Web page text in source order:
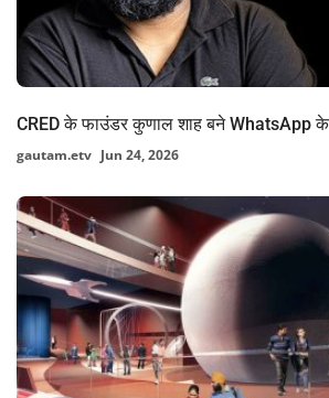
CRED के फाउंडर कुणाल शाह बने WhatsApp
gautam.etv Jun 24, 2026